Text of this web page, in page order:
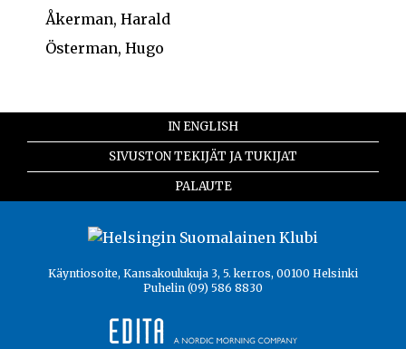
Åkerman, Harald
Österman, Hugo
IN ENGLISH
SIVUSTON TEKIJÄT JA TUKIJAT
PALAUTE
Käyntiosoite, Kansakoulukuja 3, 5. kerros, 00100 Helsinki
Puhelin (09) 586 8830